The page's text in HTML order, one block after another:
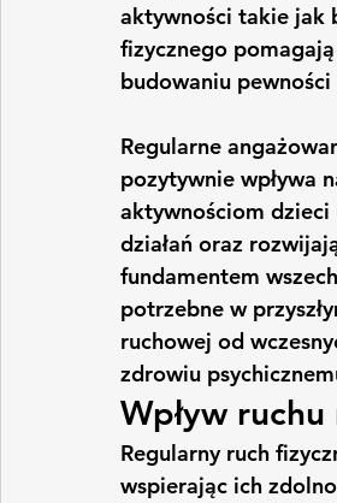
aktywności takie jak
fizycznego
budowaniu
Regularne
pozytywnie wpływa
aktywnościom
działań oraz
fundamentem
potrzebne w
ruchowej od
zdrowiu
Wpływ
Regularny ruch
wspierając ich